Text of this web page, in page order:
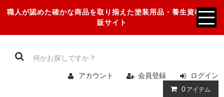
職人が認めた確かな商品を取り揃えた塗装用品・養生資材の通
販サイト
アカウント 会員登録
ログイン
0 アイテム